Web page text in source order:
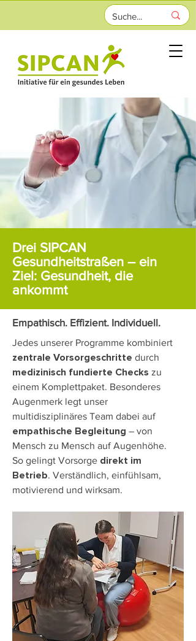
Drei SIPCAN
Gesundheitstraßen – ein
Ziel: Gesundheit, die
ankommt
Empathisch. Effizient. Individuell.
Jedes unserer Programme kombiniert
zentrale Vorsorgeschritte durch
medizinisch fundierte Checks zu
einem Komplettpaket. Besonderes
Augenmerk legt unser
multidisziplinäres Team dabei auf
empathische Begleitung – von
Mensch zu Mensch auf Augenhöhe.
So gelingt Vorsorge direkt im
Betrieb. Verständlich, einfühlsam,
motivierend und wirksam.